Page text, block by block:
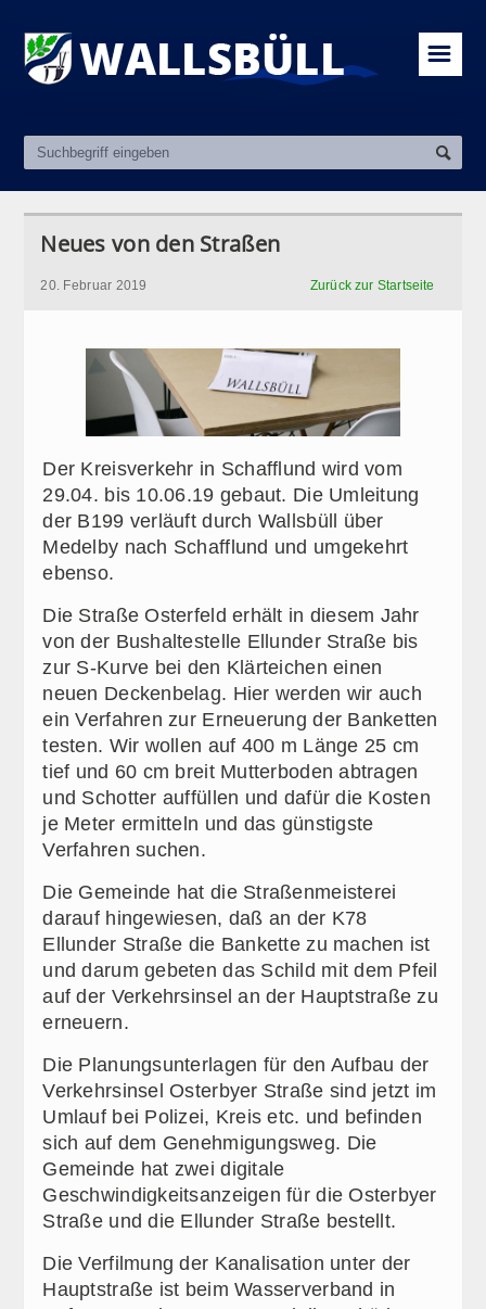
☰
Neues von den Straßen
Zurück zur Startseite
20. Februar 2019
Der Kreisverkehr in Schafflund wird vom
29.04. bis 10.06.19 gebaut. Die Umleitung
der B199 verläuft durch Wallsbüll über
Medelby nach Schafflund und umgekehrt
ebenso.
Die Straße Osterfeld erhält in diesem Jahr
von der Bushaltestelle Ellunder Straße bis
zur S-Kurve bei den Klärteichen einen
neuen Deckenbelag. Hier werden wir auch
ein Verfahren zur Erneuerung der Banketten
testen. Wir wollen auf 400 m Länge 25 cm
tief und 60 cm breit Mutterboden abtragen
und Schotter auffüllen und dafür die Kosten
je Meter ermitteln und das günstigste
Verfahren suchen.
Die Gemeinde hat die Straßenmeisterei
darauf hingewiesen, daß an der K78
Ellunder Straße die Bankette zu machen ist
und darum gebeten das Schild mit dem Pfeil
auf der Verkehrsinsel an der Hauptstraße zu
erneuern.
Die Planungsunterlagen für den Aufbau der
Verkehrsinsel Osterbyer Straße sind jetzt im
Umlauf bei Polizei, Kreis etc. und befinden
sich auf dem Genehmigungsweg. Die
Gemeinde hat zwei digitale
Geschwindigkeitsanzeigen für die Osterbyer
Straße und die Ellunder Straße bestellt.
Die Verfilmung der Kanalisation unter der
Hauptstraße ist beim Wasserverband in